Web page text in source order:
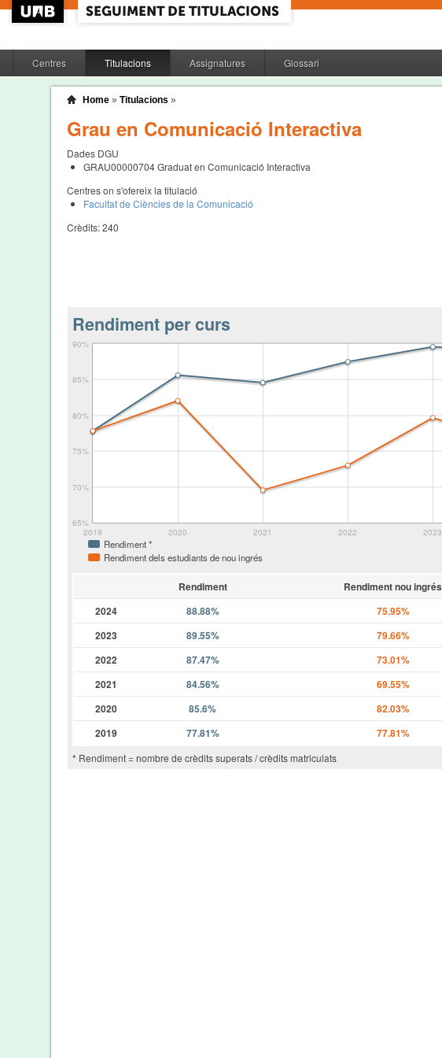
Centres Titulacions Assignatures Glossari
Home» Titulacions »
Grau en Comunicació Interactiva
Dades DGU
GRAU00000704Graduat en Comunicació Interactiva
Centres on s'ofereix la titulació
Facultat de Ciències de la Comunicació
Crèdits:240
Rendiment per curs
2019 2020 2021 2022 2023
65%
70%
75%
80%
85%
90%
Rendiment *
Rendiment dels estudiants de nou ingrés
Rendiment
Rendiment nou ingrés
2024
88.88%
75.95%
2023
89.55%
79.66%
2022
87.47%
73.01%
2021
84.56%
69.55%
2020
85.6%
82.03%
2019
77.81% 77.81%
* Rendiment = nombre de crèdits superats / crèdits matriculats